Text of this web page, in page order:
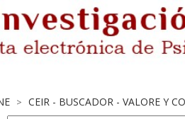
> CEIR - BUSCADOR - VALORE Y